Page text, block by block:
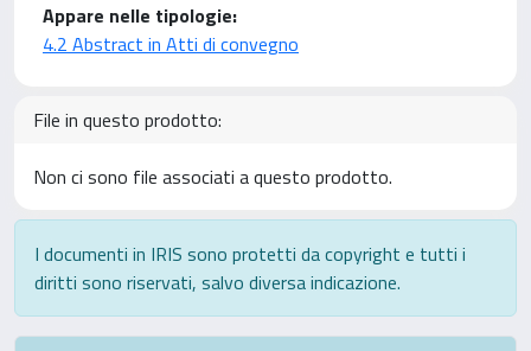
Appare nelle tipologie:
4.2 Abstract in Atti di convegno
File in questo prodotto:
Non ci sono file associati a questo prodotto.
I documenti in IRIS sono protetti da copyright e tutti i
diritti sono riservati, salvo diversa indicazione.